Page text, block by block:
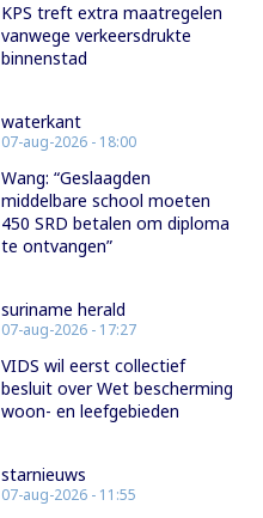
KPS treft extra maatregelen
vanwege verkeersdrukte
binnenstad
waterkant
07-aug-2026 - 18:00
Wang: “Geslaagden
middelbare school moeten
450 SRD betalen om diploma
te ontvangen”
suriname herald
07-aug-2026 - 17:27
VIDS wil eerst collectief
besluit over Wet bescherming
woon- en leefgebieden
starnieuws
07-aug-2026 - 11:55